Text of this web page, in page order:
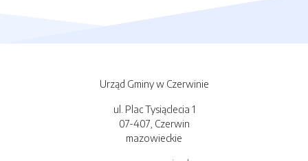
Urząd Gminy w Czerwinie
ul. Plac Tysiąclecia 1
07-407, Czerwin
mazowieckie